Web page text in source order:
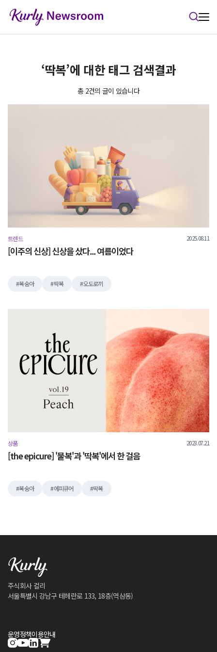
‘딱복’에 대한 태그 검색결과
총 2건의 글이 있습니다
트렌드 2025.08.11
[이주의 신상] 신상을 샀다... 여름이었다
복숭아 딱복 오도로끼
상품 2023.07.21
[the epicure] '물복'과 '딱복'에서 한 걸음
복숭아 에피큐어 딱복
주식회사 컬리
서울특별시 강남구 테헤란로 133, 18층(역삼동)
운영정책이용안내